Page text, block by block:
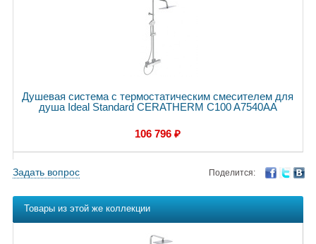
Душевая система с термостатическим смесителем для
душа Ideal Standard CERATHERM C100 A7540AA
106 796 ₽
Задать вопрос Поделится:
Товары из этой же коллекции